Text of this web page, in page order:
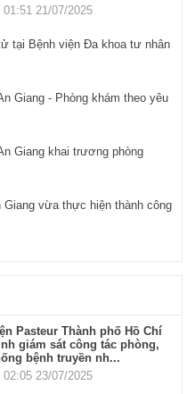
01:51 21/07/2025
tại Bệnh viện Đa khoa tư nhân
Giang - Phòng khám theo yêu
Giang khai trương phòng
vừa thực hiện thành công
Pasteur Thành phố Hồ Chí
giám sát công tác phòng,
bệnh truyền nh...
02:05 23/07/2025